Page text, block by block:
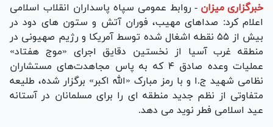
خبرگزاری میزان - روابط عمومی سپاه پاسداران انقلاب اسلامی
اعلام کرد: صداهای مهیب، فوران آتش و ستون های دود در
بیش از ۵۵ نقطه اشغال شده توسط آمریکا و رژیم صهیونی در
منطقه غرب آسیا از نخستین دقایق اجرای «موج هفتاد»
عملیات وعده صادق ۴ که به پاس مجاهدت‌های مستشاران
نظامی شهید ج.ا و با رمز مبارک «الله اکبر» برگزار شده، طلیعه
متفاوتی از نظم جدید منطقه ای را برای مسلمانان در آستانه
عید اسلامی فطر نوید می دهد.